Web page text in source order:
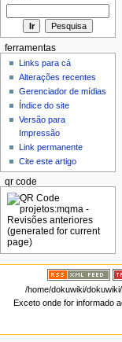
ferramentas
Links para cá
Alterações recentes
Gerenciador de mídias
Índice do site
Versão para
Impressão
Link permanente
Cite este artigo
qr code
/home/dokuwiki/
Exceto onde for informado